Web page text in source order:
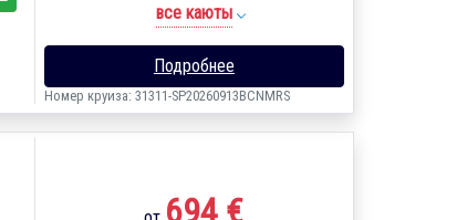
все каюты
Подробнее
Номер круиза: 31311-SP20260913BCNMRS
694 €